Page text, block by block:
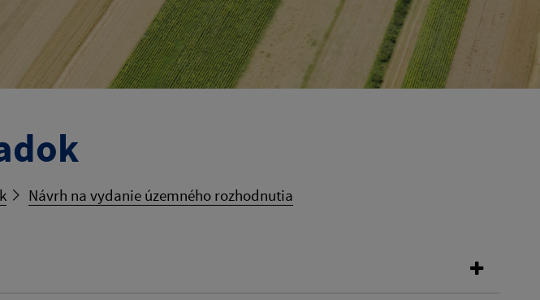
Návrh na vydanie územného rozhodnutia